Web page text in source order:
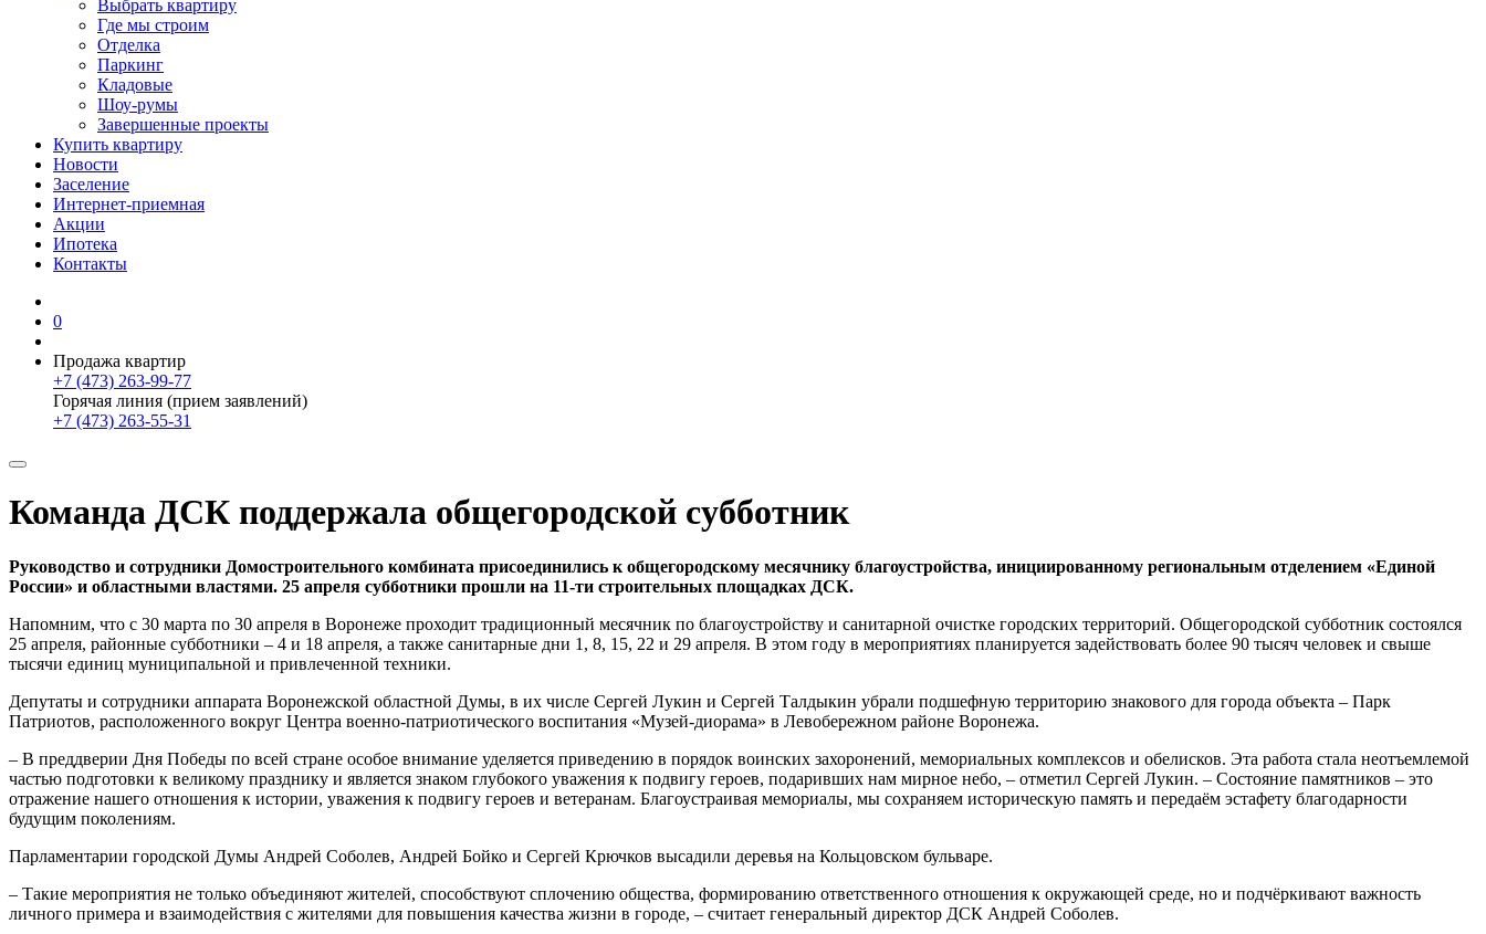
Выбрать квартиру
Где мы строим
Отделка
Паркинг
Кладовые
Шоу-румы
Завершенные проекты
Купить квартиру
Новости
Заселение
Интернет-приемная
Акции
Ипотека
Контакты
0
Продажа квартир
+7 (473) 263-99-77
Горячая линия (прием заявлений)
+7 (473) 263-55-31
Команда ДСК поддержала общегородской субботник
Руководство и сотрудники Домостроительного комбината присоединились к общегородскому месячнику благоустройства, инициированному региональным отделением «Единой
России» и областными властями. 25 апреля субботники прошли на 11-ти строительных площадках ДСК.
Напомним, что с 30 марта по 30 апреля в Воронеже проходит традиционный месячник по благоустройству и санитарной очистке городских территорий. Общегородской субботник состоялся
25 апреля, районные субботники – 4 и 18 апреля, а также санитарные дни 1, 8, 15, 22 и 29 апреля. В этом году в мероприятиях планируется задействовать более 90 тысяч человек и свыше
тысячи единиц муниципальной и привлеченной техники.
Депутаты и сотрудники аппарата Воронежской областной Думы, в их числе Сергей Лукин и Сергей Талдыкин убрали подшефную территорию знакового для города объекта – Парк
Патриотов, расположенного вокруг Центра военно-патриотического воспитания «Музей-диорама» в Левобережном районе Воронежа.
– В преддверии Дня Победы по всей стране особое внимание уделяется приведению в порядок воинских захоронений, мемориальных комплексов и обелисков. Эта работа стала неотъемлемой
частью подготовки к великому празднику и является знаком глубокого уважения к подвигу героев, подаривших нам мирное небо, – отметил Сергей Лукин. – Состояние памятников – это
отражение нашего отношения к истории, уважения к подвигу героев и ветеранам. Благоустраивая мемориалы, мы сохраняем историческую память и передаём эстафету благодарности
будущим поколениям.
Парламентарии городской Думы Андрей Соболев, Андрей Бойко и Сергей Крючков высадили деревья на Кольцовском бульваре.
– Такие мероприятия не только объединяют жителей, способствуют сплочению общества, формированию ответственного отношения к окружающей среде, но и подчёркивают важность
личного примера и взаимодействия с жителями для повышения качества жизни в городе, – считает генеральный директор ДСК Андрей Соболев.